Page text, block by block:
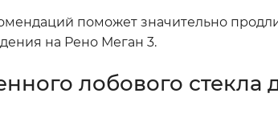
поможет значительно
на Рено Меган 3.
лобового стекла